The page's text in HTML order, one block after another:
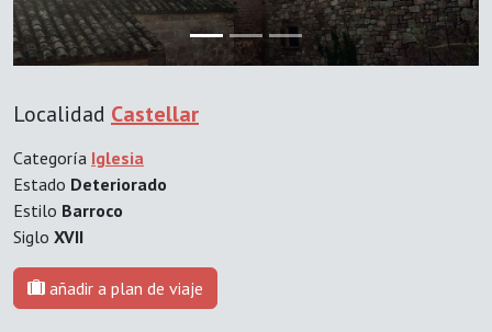
Localidad Castellar
Categoría Iglesia
Estado Deteriorado
Estilo Barroco
Siglo XVII
añadir a plan de viaje